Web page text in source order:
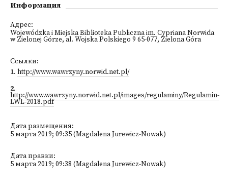
Информация
Адрес:
Wojewódzka i Miejska Biblioteka Publiczna im. Cypriana Norwida
w Zielonej Górze, al. Wojska Polskiego 9 65-077, Zielona Góra
Ссылки:
1. http://www.wawrzyny.norwid.net.pl/
2.
http://www.wawrzyny.norwid.net.pl/images/regulaminy/Regulamin-
LWL-2018.pdf
Дата размещения:
5 марта 2019; 09:35 (Magdalena Jurewicz-Nowak)
Дата правки:
5 марта 2019; 09:38 (Magdalena Jurewicz-Nowak)